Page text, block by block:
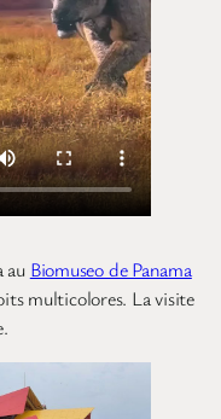
au Biomuseo de Panama
multicolores. La visite